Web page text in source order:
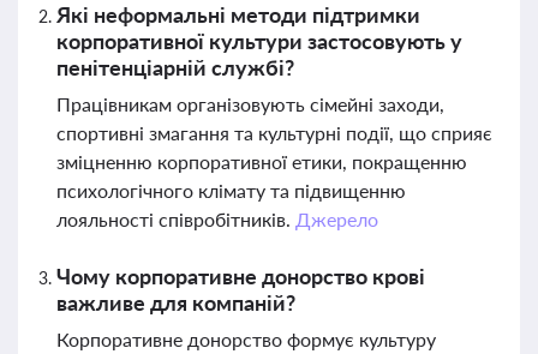
Які неформальні методи підтримки
корпоративної культури застосовують у
пенітенціарній службі?
Працівникам організовують сімейні заходи,
спортивні змагання та культурні події, що сприяє
зміцненню корпоративної етики, покращенню
психологічного клімату та підвищенню
лояльності співробітників. Джерело
Чому корпоративне донорство крові
важливе для компаній?
Корпоративне донорство формує культуру